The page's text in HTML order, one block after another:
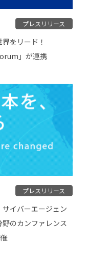
プレスリリース
をリード！
」が連携
プレスリリース
イバーエージェン
のカンファレンス